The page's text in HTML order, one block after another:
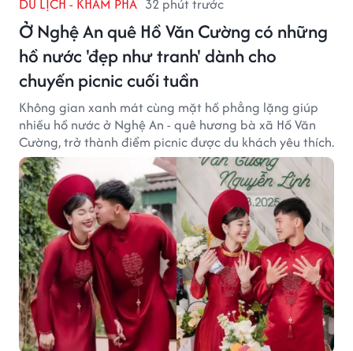
DU LỊCH - KHÁM PHÁ 32 phút trước
Ở Nghệ An quê Hồ Văn Cường có những
hồ nước 'đẹp như tranh' dành cho
chuyến picnic cuối tuần
Không gian xanh mát cùng mặt hồ phẳng lặng giúp
nhiều hồ nước ở Nghệ An - quê hương bà xã Hồ Văn
Cường, trở thành điểm picnic được du khách yêu thích.